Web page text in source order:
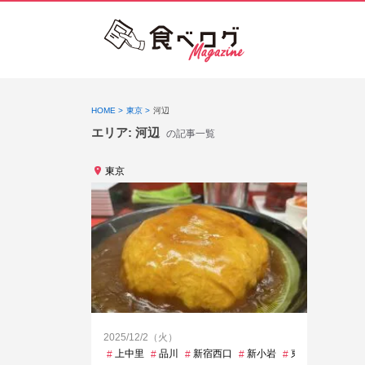
HOME 東京 河辺
エリア: 河辺 の記事一覧
東京
2025/12/2（火）
上中里
品川 新宿西口 新小岩 東銀座